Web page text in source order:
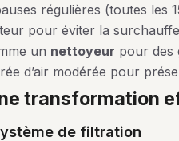
régulières (toutes les
pour éviter la
un nettoyeur pour des
d’air modérée pour
transformation
de filtration